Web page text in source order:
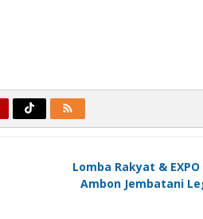
Lomba Rakyat &
Ambon Jembatani